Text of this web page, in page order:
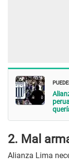
2. Mal
Alianza Lima